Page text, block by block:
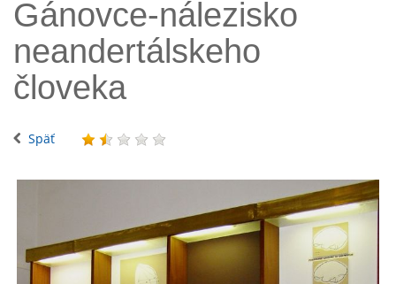
Gánovce-nálezisko
neandertálskeho
človeka
Späť